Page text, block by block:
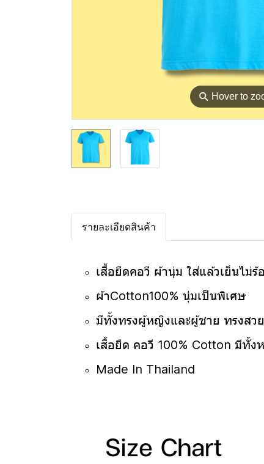
⚲ Hover to
รายละเอียดสินค้า
เสื้อยืดคอวี ผ้านุ่ม ใส่แล้วเย็นไม่ร้
ผ้าCotton100% นุ่มเป็นพิเศษ
มีทั้งทรงผู้หญิงและผู้ชาย ทรงสว
เสื้อยืด คอวี 100% Cotton มีทั้ง
Made In Thailand